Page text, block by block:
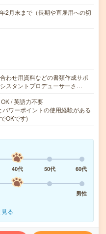
2月末まで（長期や直雇用への切
わせ用資料などの書類作成サポ
スタントプロデューサーさ…
/ 英語力不要
ワーポイントの使用経験がある
OKです)
40代 50代
60代
男性
見る